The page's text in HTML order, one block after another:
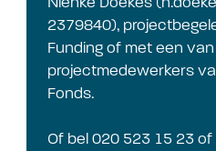
2379840),
Funding of met een
projectmedewerkers
Fonds.
Of bel 020 523 15 23 of